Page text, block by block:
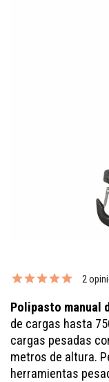
2
Polipasto manual
de cargas hasta
cargas pesadas
metros de altura.
herramientas